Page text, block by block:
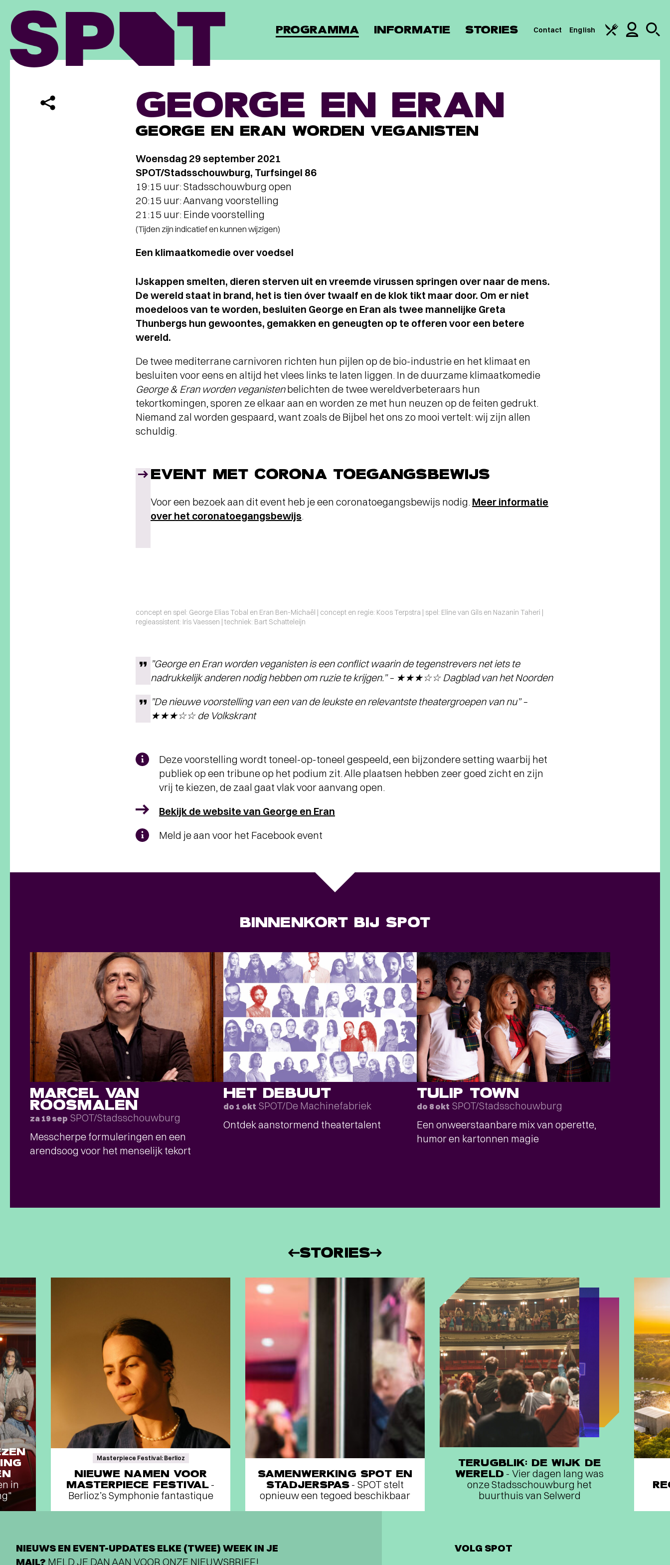
PROGRAMMA INFORMATIE STORIES Contact English
GEORGE EN ERAN
GEORGE EN ERAN WORDEN VEGANISTEN
Woensdag 29 september 2021
SPOT/Stadsschouwburg, Turfsingel 86
19:15 uur: Stadsschouwburg open
20:15 uur: Aanvang voorstelling
21:15 uur: Einde voorstelling
(Tijden zijn indicatief en kunnen wijzigen)
Een klimaatkomedie over voedsel
IJskappen smelten, dieren sterven uit en vreemde virussen springen over naar de mens.
De wereld staat in brand, het is tien óver twaalf en de klok tikt maar door. Om er niet
moedeloos van te worden, besluiten George en Eran als twee mannelijke Greta
Thunbergs hun gewoontes, gemakken en geneugten op te offeren voor een betere
wereld.
De twee mediterrane carnivoren richten hun pijlen op de bio-industrie en het klimaat en
besluiten voor eens en altijd het vlees links te laten liggen. In de duurzame klimaatkomedie
George & Eran worden veganistenbelichten de twee wereldverbeteraars hun
tekortkomingen, sporen ze elkaar aan en worden ze met hun neuzen op de feiten gedrukt.
Niemand zal worden gespaard, want zoals de Bijbel het ons zo mooi vertelt: wij zijn allen
schuldig.
EVENT MET CORONA TOEGANGSBEWIJS
Voor een bezoek aan dit event heb je een coronatoegangsbewijs nodig. Meer informatie
over het coronatoegangsbewijs.
concept en spel: George Elias Tobal en Eran Ben-Michaël | concept en regie: Koos Terpstra | spel: Eline van Gils en Nazanin Taheri |
regieassistent: Iris Vaessen | techniek: Bart Schatteleijn
”George en Eran worden veganisten is een conflict waarin de tegenstrevers net iets te
nadrukkelijk anderen nodig hebben om ruzie te krijgen.” – ★★★☆☆ Dagblad van het Noorden
”De nieuwe voorstelling van een van de leukste en relevantste theatergroepen van nu” –
★★★☆☆ de Volkskrant
Deze voorstelling wordt toneel-op-toneel gespeeld, een bijzondere setting waarbij het
publiek op een tribune op het podium zit. Alle plaatsen hebben zeer goed zicht en zijn
vrij te kiezen, de zaal gaat vlak voor aanvang open.
Bekijk de website van George en Eran
Meld je aan voor het Facebook event
BINNENKORT BIJ SPOT
MARCEL VAN
ROOSMALEN
za 19 sep SPOT/Stadsschouwburg
Messcherpe formuleringen en een
arendsoog voor het menselijk tekort
HET DEBUUT
do 1 okt SPOT/De Machinefabriek
Ontdek aanstormend theatertalent
TULIP TOWN
do 8 okt SPOT/Stadsschouwburg
Een onweerstaanbare mix van operette,
humor en kartonnen magie
STORIES
in
Masterpiece Festival: Berlioz
NIEUWE NAMEN VOOR
MASTERPIECE FESTIVAL -
Berlioz’s Symphonie fantastique
SAMENWERKING SPOT EN
STADJERSPAS - SPOT stelt
opnieuw een tegoed beschikbaar
TERUGBLIK: DE WIJK DE
WERELD - Vier dagen lang was
onze Stadsschouwburg het
buurthuis van Selwerd
NIEUWS EN EVENT-UPDATES ELKE (TWEE) WEEK IN JE
MAIL? MELD JE DAN AAN VOOR ONZE NIEUWSBRIEF!
VOLG SPOT